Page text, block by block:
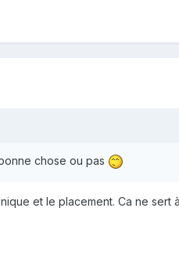
chose ou pas
et le placement. Ca ne